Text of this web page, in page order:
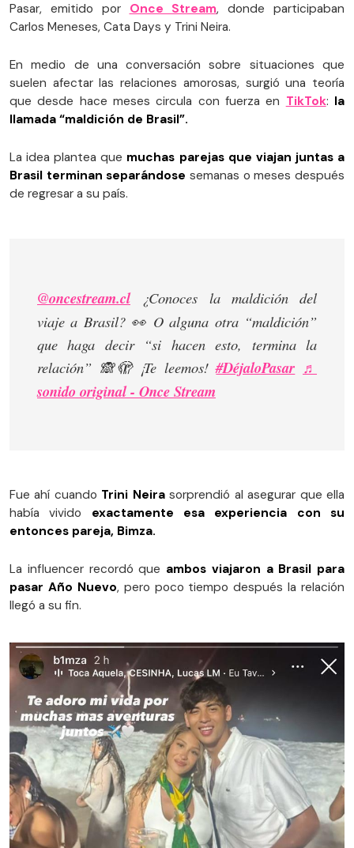
Pasar, emitido por Once Stream, donde participaban
Carlos Meneses, Cata Days y Trini Neira.
En medio de una conversación sobre situaciones que
suelen afectar las relaciones amorosas, surgió una teoría
que desde hace meses circula con fuerza en TikTok: la
llamada “maldición de Brasil”.
La idea plantea que muchas parejas que viajan juntas a
Brasil terminan separándose semanas o meses después
de regresar a su país.
@oncestream.cl¿Conoces la maldición del
viaje a Brasil? 👀 O alguna otra “maldición”
que haga decir “si hacen esto, termina la
relación” 🙈🫣 ¡Te leemos!#DéjaloPasar ♬
sonido original - Once Stream
Fue ahí cuando Trini Neirasorprendió al asegurar que ella
había vivido exactamente esa experiencia con su
entonces pareja, Bimza.
La influencer recordó que ambos viajaron a Brasil para
pasar Año Nuevo, pero poco tiempo después la relación
llegó a su fin.